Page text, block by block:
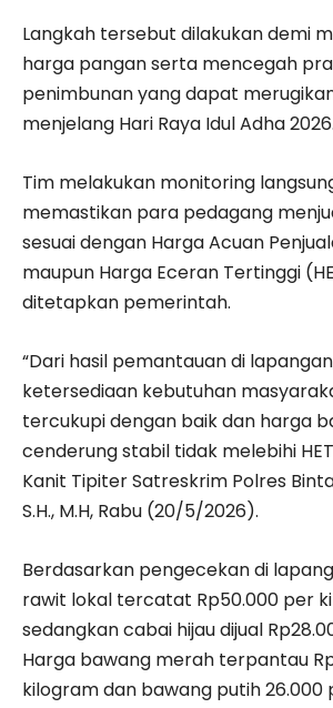
Langkah tersebut dilakukan demi
harga pangan serta mencegah
penimbunan yang dapat
menjelang Hari Raya Idul Adha 2026.
Tim melakukan monitoring
memastikan para pedagang
sesuai dengan Harga Acuan
maupun Harga Eceran Tertinggi
ditetapkan pemerintah.
“Dari hasil pemantauan di
ketersediaan kebutuhan
tercukupi dengan baik dan harga
cenderung stabil tidak melebihi
Kanit Tipiter Satreskrim Polres
S.H., M.H, Rabu (20/5/2026).
Berdasarkan pengecekan di
rawit lokal tercatat Rp50.000 per
sedangkan cabai hijau dijual
Harga bawang merah terpantau
kilogram dan bawang putih 26.000